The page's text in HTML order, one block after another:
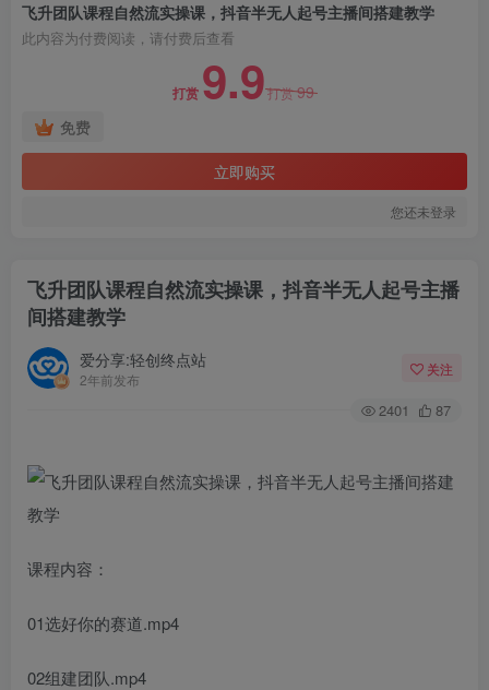
飞升团队课程自然流实操课，抖音半无人起号主播间搭建教学
此内容为付费阅读，请付费后查看
打赏 9.9打赏99
免费
立即购买
您还未登录
飞升团队课程自然流实操课，抖音半无人起号主播
间搭建教学
爱分享:轻创终点站
2年前发布
关注
2401 87
课程内容：
01选好你的赛道.mp4
02组建团队.mp4